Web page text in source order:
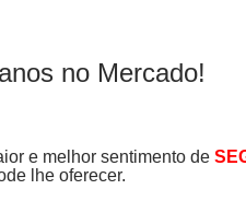
no Mercado!
e melhor sentimento de
lhe oferecer.